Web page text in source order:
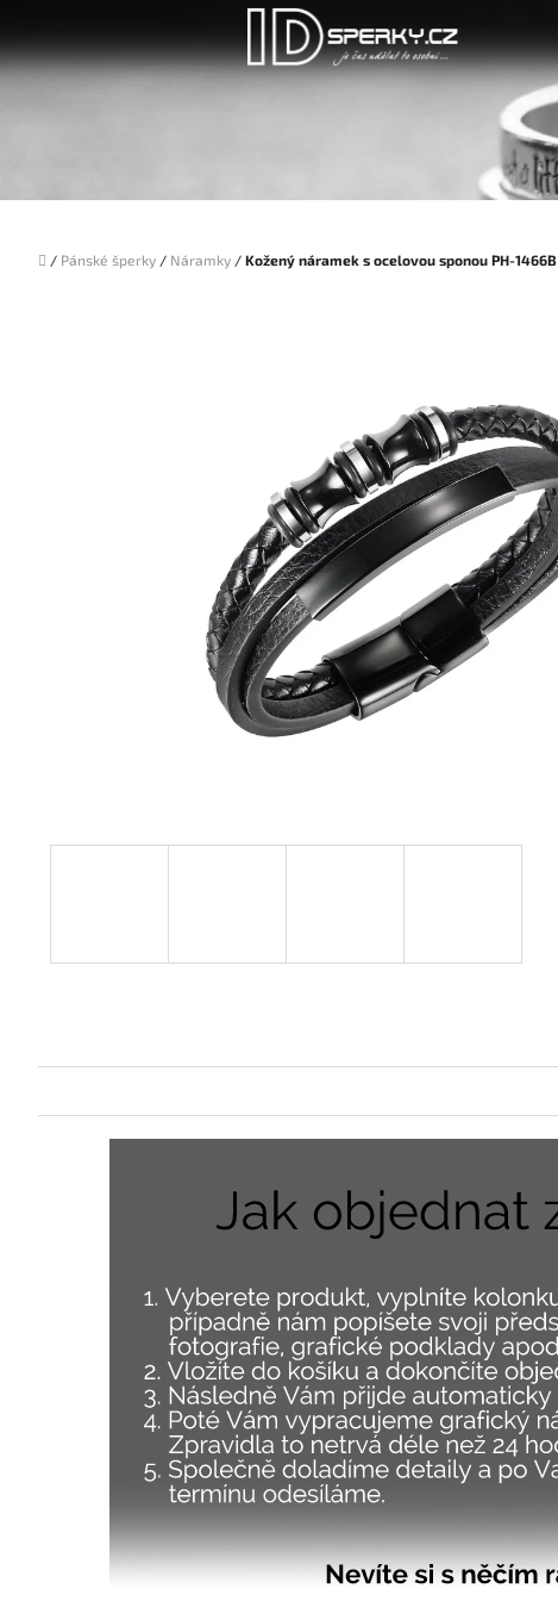
obsah
Domů
/ Pánské šperky / Náramky / Kožený náramek s ocelovou sponou PH-1466B